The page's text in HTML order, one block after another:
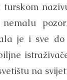
turskom
je i sve
na